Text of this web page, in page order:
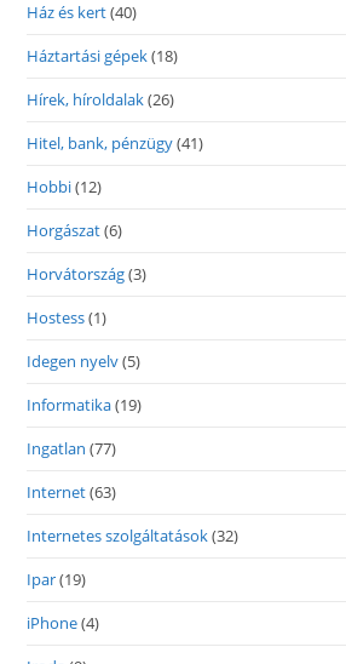
Ház és kert(40)
Háztartási gépek(18)
Hírek, híroldalak(26)
Hitel, bank, pénzügy(41)
Hobbi(12)
Horgászat(6)
Horvátország(3)
Hostess(1)
Idegen nyelv(5)
Informatika(19)
Ingatlan (77)
Internet(63)
Internetes szolgáltatások(32)
Ipar(19)
iPhone(4)